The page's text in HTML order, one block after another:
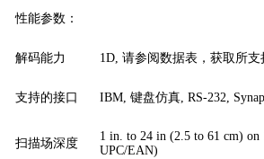
性能参数：
解码能力 1D, 请参阅数据表，获取所
支持的接口 IBM, 键盘仿真, RS-232,
扫描场深度
1 in. to 24 in (2.5 to 61 cm)
UPC/EAN)